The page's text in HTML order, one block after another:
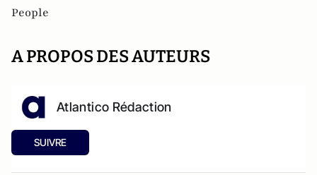
People
A PROPOS DES AUTEURS
Atlantico Rédaction
SUIVRE